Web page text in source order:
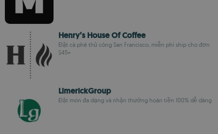
Henry’s House Of Coffee
Đặt cà phê thủ công San Francisco, miễn phí ship cho đơn
$45+
LimerickGroup
Đặt món đa dạng và nhận thưởng hoàn tiền 100% dễ dàng